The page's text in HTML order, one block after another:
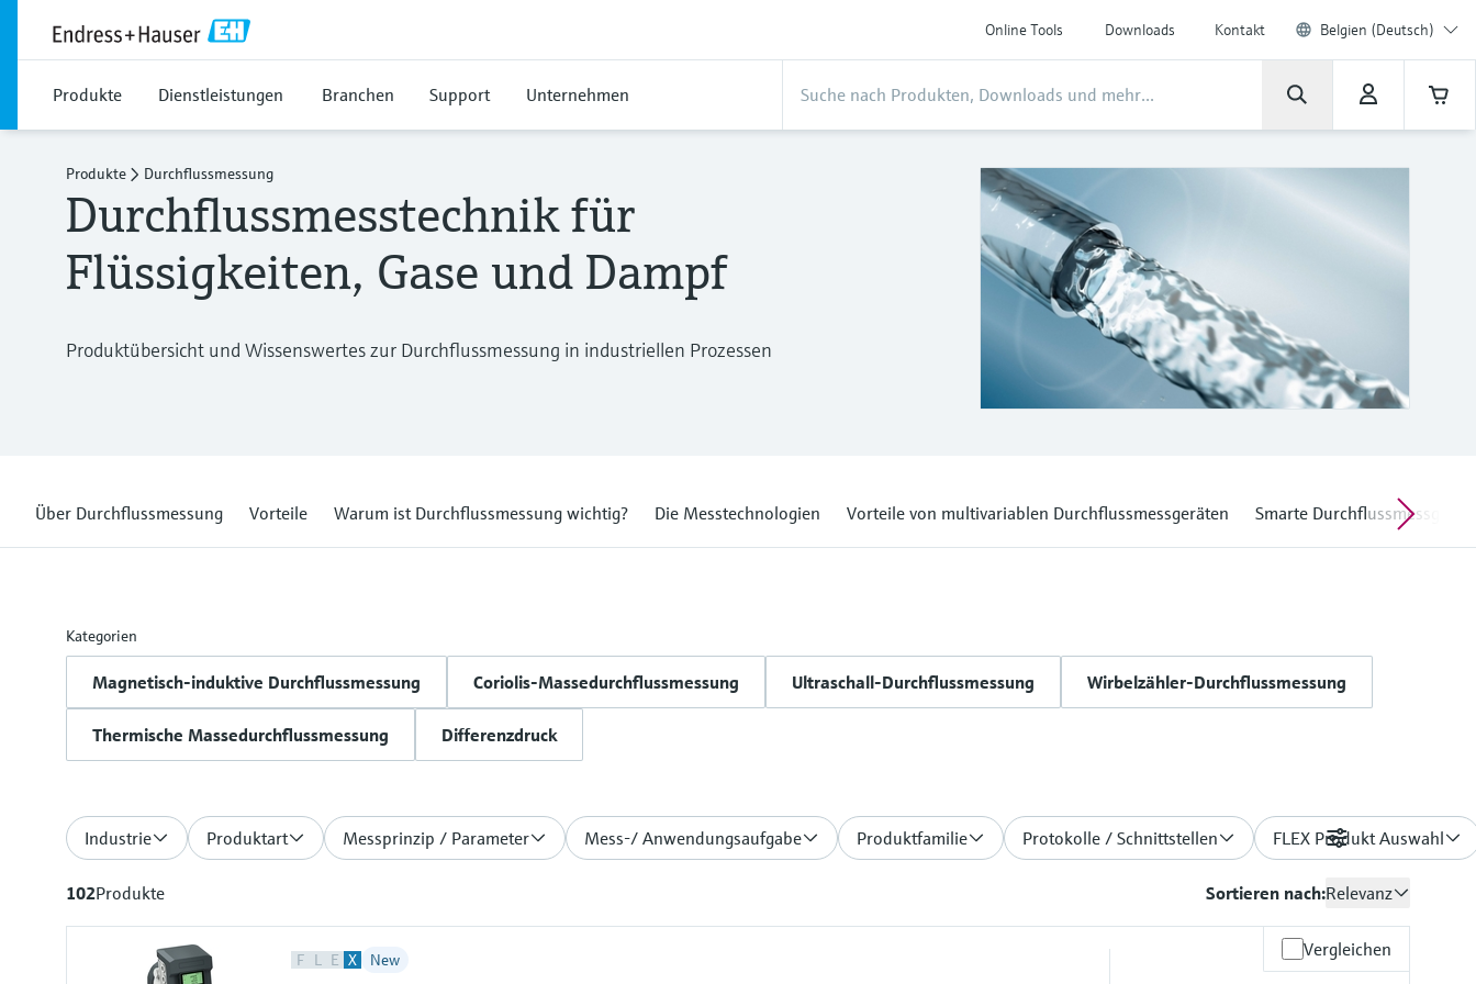
Online Tools Downloads Kontakt Belgien (Deutsch)
Produkte Dienstleistungen Branchen Support Unternehmen
Produkte Durchflussmessung
Durchflussmesstechnik für
Flüssigkeiten, Gase und Dampf
Produktübersicht und Wissenswertes zur Durchflussmessung in industriellen Prozessen
Über Durchflussmessung Vorteile Warum ist Durchflussmessung wichtig? Die Messtechnologien Vorteile von multivariablen Durchflussmessgeräten Smarte
Kategorien
Magnetisch-induktive Durchflussmessung Coriolis-Massedurchflussmessung Ultraschall-Durchflussmessung Wirbelzähler-Durchflussmessung
Thermische Massedurchflussmessung Differenzdruck
Industrie Produktart Messprinzip / Parameter Mess-/ Anwendungsaufgabe Produktfamilie Protokolle / Schnittstellen FLEX Produkt Auswahl
Filter
102Produkte Sortieren nach:Relevanz
F L E X New Vergleichen